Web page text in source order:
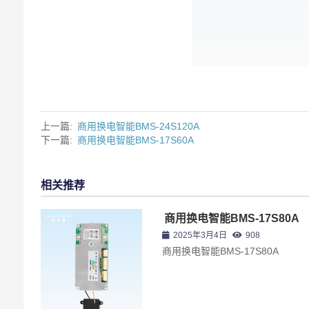
上一篇: 商用换电智能BMS-24S120A
下一篇: 商用换电智能BMS-17S60A
相关推荐
商用换电智能BMS-17S80A
2025年3月4日 908
商用换电智能BMS-17S80A